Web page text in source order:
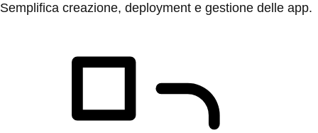
Semplifica creazione, deployment e gestione delle app.